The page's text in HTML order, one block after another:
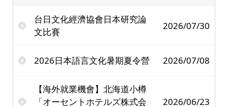
台日文化經濟協會日本研究論
文比賽
2026/07/30
2026日本語言文化暑期夏令營 2026/07/08
【海外就業機會】北海道小樽
「オーセントホテルズ株式会
2026/06/23